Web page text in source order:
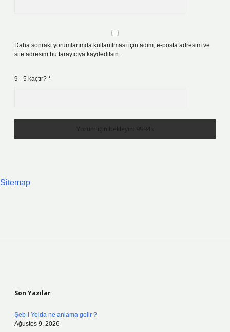
Daha sonraki yorumlarımda kullanılması için adım, e-posta adresim ve
site adresim bu tarayıcıya kaydedilsin.
9 - 5 kaçtır? *
Sitemap
Son Yazılar
Şeb-i Yelda ne anlama gelir ?
Ağustos 9, 2026